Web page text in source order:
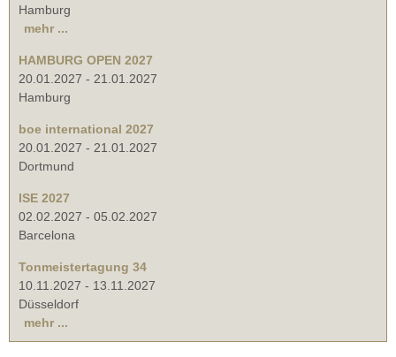
Hamburg
mehr ...
HAMBURG OPEN 2027
20.01.2027 - 21.01.2027
Hamburg
boe international 2027
20.01.2027 - 21.01.2027
Dortmund
ISE 2027
02.02.2027 - 05.02.2027
Barcelona
Tonmeistertagung 34
10.11.2027 - 13.11.2027
Düsseldorf
mehr ...